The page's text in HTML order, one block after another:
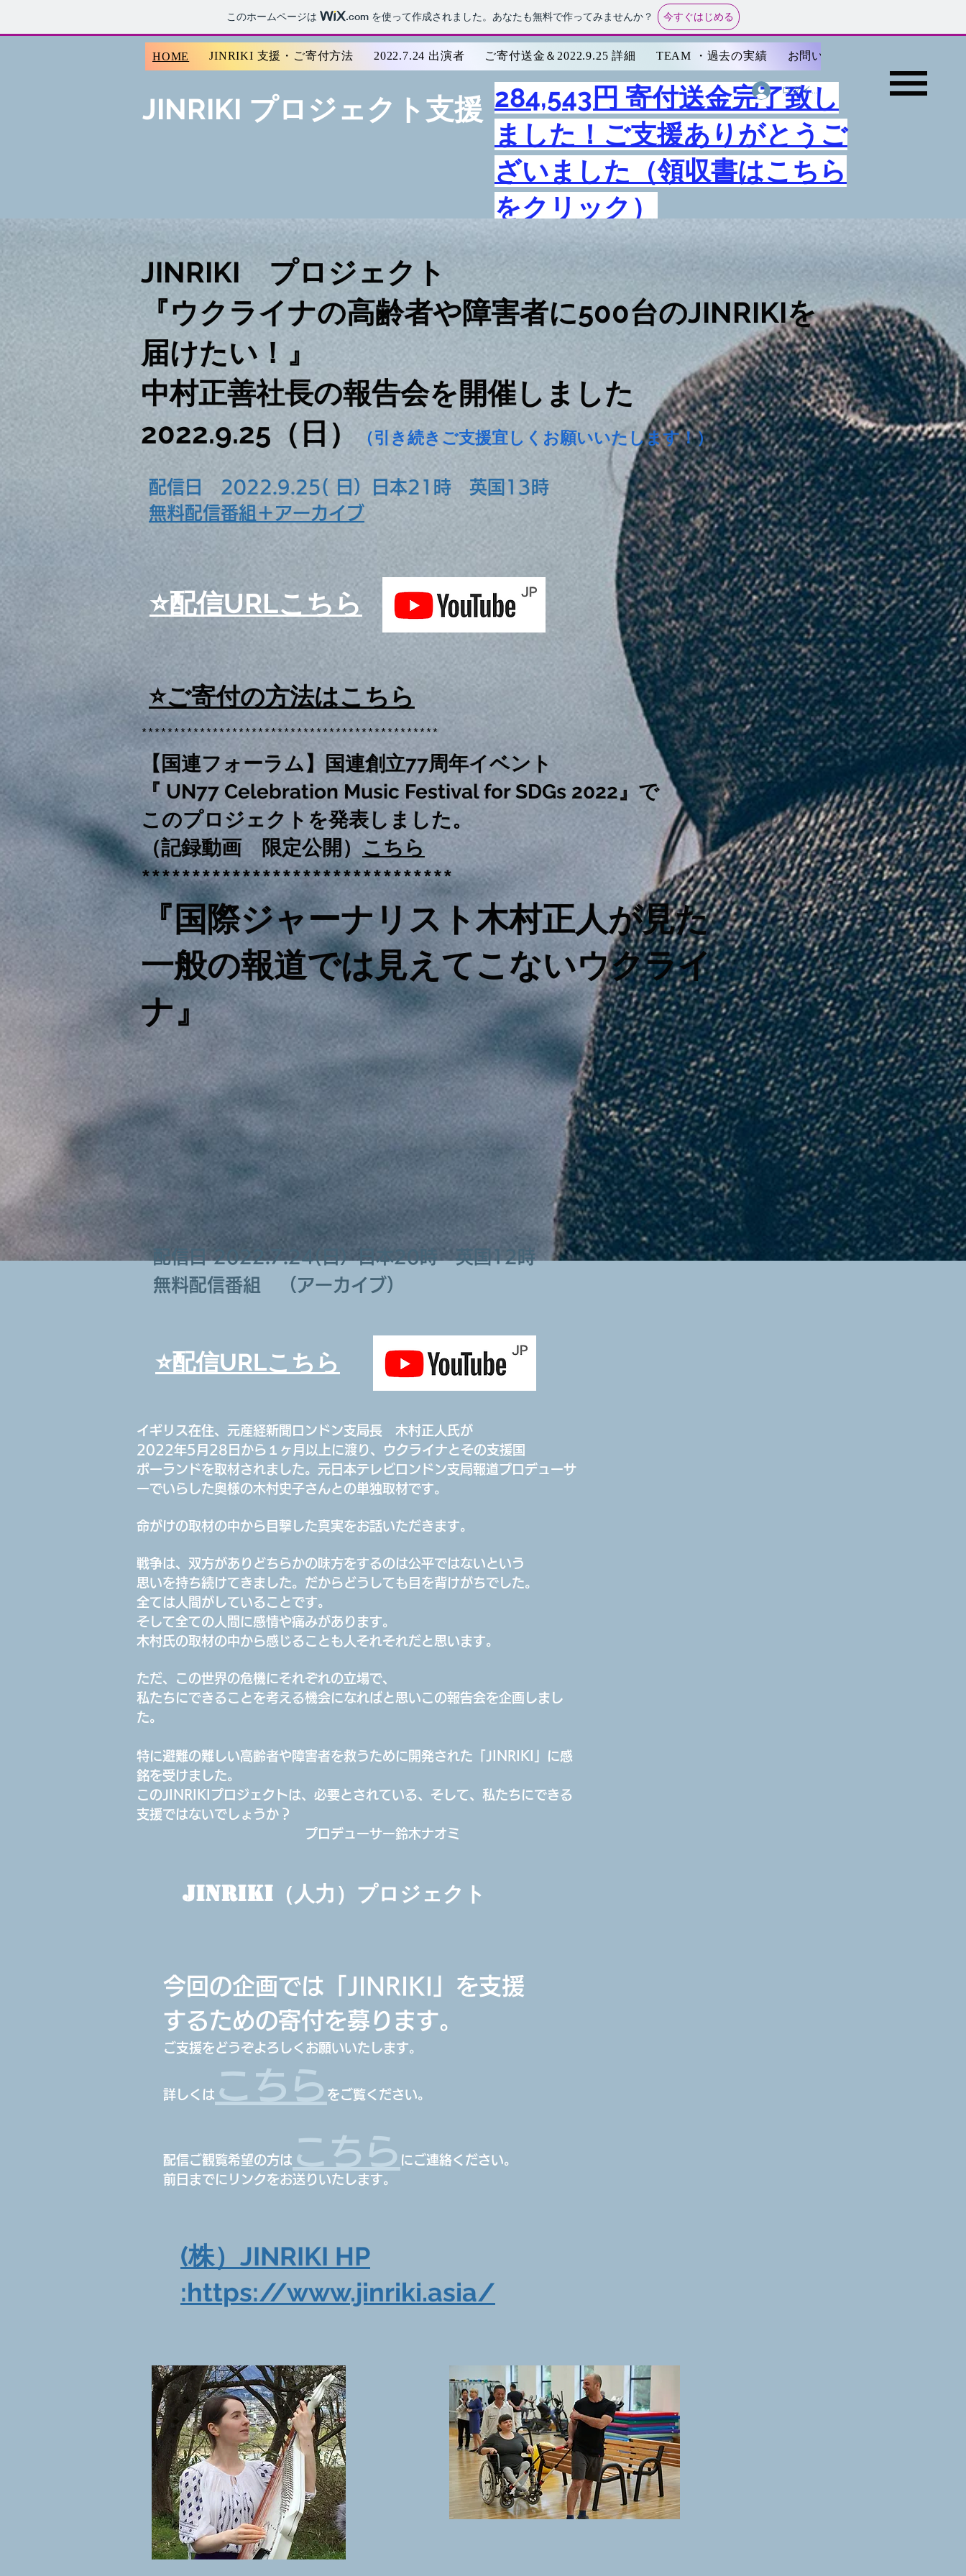
このホームページは .com を使って作成されました。あなたも無料で作ってみませんか？ 今すぐはじめる
HOME JINRIKI 支援・ご寄付方法 2022.7.24 出演者 ご寄付送金＆2022.9.25 詳細 TEAM ・過去の実績 お問い合わせ
JINRIKI プロジェクト支援284,543円 寄付送金完了致し
ました！ご支援ありがとうご
ざいました（領収書はこちら
をクリック）
ログイン
JINRIKI プロジェクト
『ウクライナの高齢者や障害者に500台のJINRIKIを
届けたい！』
中村正善社長の報告会を開催しました
2022.9.25（日）
（引き続きご支援宜しくお願いいたします！）
*******************************
⭐️配信URLこちら
配信日 2022.9.25( 日）日本21時 英国13時
無料配信番組＋アーカイブ
⭐️ご寄付の方法はこちら
**********************************************
【国連フォーラム】国連創立77周年イベント
『 UN77 Celebration Music Festival for SDGs 2022』で
このプロジェクトを発表しました。
（記録動画 限定公開） こちら
『国際ジャーナリスト木村正人が見た
一般の報道では見えてこないウクライ
ナ』
配信日 2022.7.24(日）日本20時 英国12時
無料配信番組 （アーカイブ）
⭐️配信URLこちら
イギリス在住、元産経新聞ロンドン支局長 木村正人氏が
2022年5月28日から１ヶ月以上に渡り、ウクライナとその支援国
ポーランドを取材されました。元日本テレビロンドン支局報道プロデューサ
ーでいらした奥様の木村史子さんとの単独取材です。
命がけの取材の中から目撃した真実をお話いただきます。
戦争は、双方がありどちらかの味方をするのは公平ではないという
思いを持ち続けてきました。だからどうしても目を背けがちでした。
全ては人間がしていることです。
そして全ての人間に感情や痛みがあります。
木村氏の取材の中から感じることも人それそれだと思います。
ただ、この世界の危機にそれぞれの立場で、
私たちにできることを考える機会になればと思いこの報告会を企画しまし
た。
特に避難の難しい高齢者や障害者を救うために開発された「JINRIKI」に感
銘を受けました。
このJINRIKIプロジェクトは、必要とされている、そして、私たちにできる
支援ではないでしょうか？
プロデューサー鈴木ナオミ
JINRIKI（人力）プロジェクト
今回の企画では「JINRIKI」を支援
するための寄付を募ります。
ご支援をどうぞよろしくお願いいたします。
詳しくは こちら をご覧ください。
配信ご観覧希望の方は こちら にご連絡ください。
前日までにリンクをお送りいたします。
(株）JINRIKI HP
:https://www.jinriki.asia/